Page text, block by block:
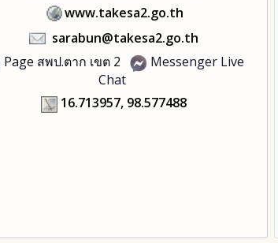
www.takesa2.go.th
sarabun@takesa2.go.th
Page สพป.ตาก เขต 2
Messenger Live
Chat
16.713957, 98.577488